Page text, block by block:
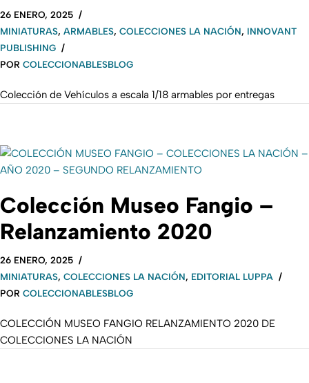
26 ENERO, 2025
MINIATURAS, ARMABLES, COLECCIONES LA NACIÓN, INNOVANT
PUBLISHING
POR COLECCIONABLESBLOG
Colección de Vehículos a escala 1/18 armables por entregas
Colección Museo Fangio –
Relanzamiento 2020
26 ENERO, 2025
MINIATURAS, COLECCIONES LA NACIÓN, EDITORIAL LUPPA
POR COLECCIONABLESBLOG
COLECCIÓN MUSEO FANGIO RELANZAMIENTO 2020 DE
COLECCIONES LA NACIÓN